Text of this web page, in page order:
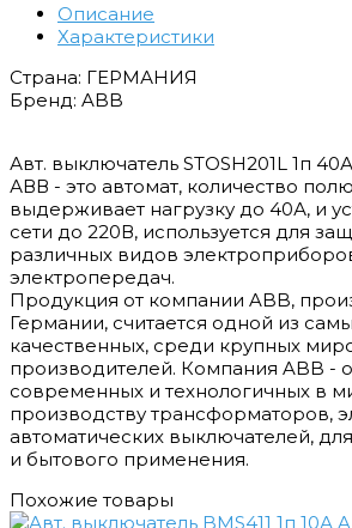
Описание
Характеристики
Страна: ГЕРМАНИЯ
Бренд: ABB
Авт. выключатель STOSH201L 1п
АВВ - это автомат, количество
выдерживает нагрузку до 40А, и
сети до 220В, используется для
различных видов
электропередач.
Продукция от компании ABB,
Германии, считается одной из
качественных, среди крупных
производителей. Компания ABB -
современных и технологичных в
производству трансформаторов,
автоматических выключателей,
и бытового применения.
Похожие товары